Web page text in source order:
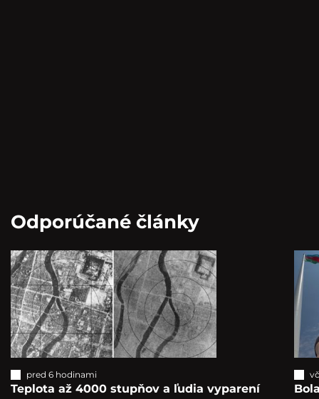
Odporúčané články
pred 6 hodinami
Teplota až 4000 stupňov a ľudia vyparení